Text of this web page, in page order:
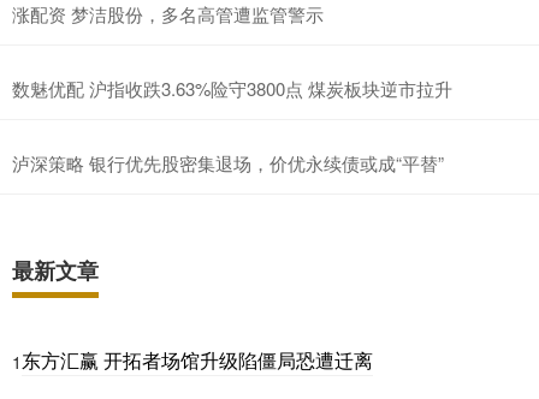
涨配资 梦洁股份，多名高管遭监管警示
数魅优配 沪指收跌3.63%险守3800点 煤炭板块逆市拉升
泸深策略 银行优先股密集退场，价优永续债或成“平替”
最新文章
1 东方汇赢 开拓者场馆升级陷僵局恐遭迁离